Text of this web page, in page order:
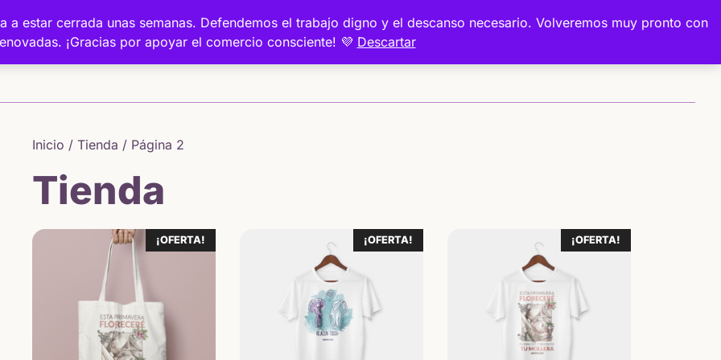
a estar cerrada unas semanas. Defendemos el trabajo digno y el descanso necesario. Volveremos muy pronto con
¡Gracias por apoyar el comercio consciente! 💜 Descartar
Inicio Sobre mí
Inicio / Tienda / Página 2
Tienda
¡OFERTA! ¡OFERTA! ¡OFERTA!